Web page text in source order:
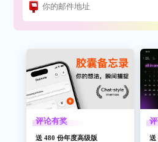
评论有奖
送 480 份年度高级版
送